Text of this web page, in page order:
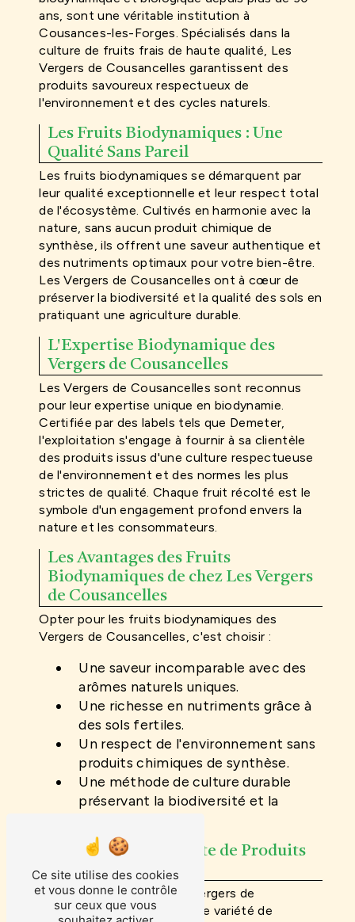
ans, sont une véritable institution à
Cousances-les-Forges. Spécialisés dans la
culture de fruits frais de haute qualité, Les
Vergers de Cousancelles garantissent des
produits savoureux respectueux de
l'environnement et des cycles naturels.
Les Fruits Biodynamiques : Une
Qualité Sans Pareil
Les fruits biodynamiques se démarquent par
leur qualité exceptionnelle et leur respect total
de l'écosystème. Cultivés en harmonie avec la
nature, sans aucun produit chimique de
synthèse, ils offrent une saveur authentique et
des nutriments optimaux pour votre bien-être.
Les Vergers de Cousancelles ont à cœur de
préserver la biodiversité et la qualité des sols en
pratiquant une agriculture durable.
L'Expertise Biodynamique des
Vergers de Cousancelles
Les Vergers de Cousancelles sont reconnus
pour leur expertise unique en biodynamie.
Certifiée par des labels tels que Demeter,
l'exploitation s'engage à fournir à sa clientèle
des produits issus d'une culture respectueuse
de l'environnement et des normes les plus
strictes de qualité. Chaque fruit récolté est le
symbole d'un engagement profond envers la
nature et les consommateurs.
Les Avantages des Fruits
Biodynamiques de chez Les Vergers
de Cousancelles
Opter pour les fruits biodynamiques des
Vergers de Cousancelles, c'est choisir :
Une saveur incomparable avec des
arômes naturels uniques.
Une richesse en nutriments grâce à
des sols fertiles.
Un respect de l'environnement sans
produits chimiques de synthèse.
Une méthode de culture durable
préservant la biodiversité et la
Une Gamme Complète de Produits
Transformés
Outre les fruits frais, Les Vergers de
Cousancelles proposent une variété de
Ce site utilise des cookies
et vous donne le contrôle
sur ceux que vous